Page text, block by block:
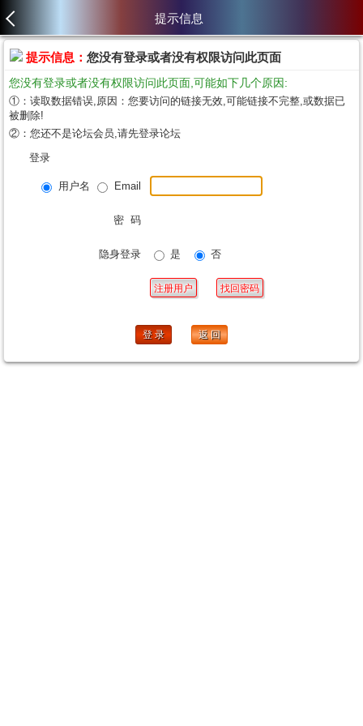
提示信息
提示信息： 您没有登录或者没有权限访问此页面
您没有登录或者没有权限访问此页面,可能如下几个原因:
①：读取数据错误,原因：您要访问的链接无效,可能链接不完整,或数据已
被删除!
②：您还不是论坛会员,请先登录论坛
登录
用户名 Email
密 码
隐身登录 是 否